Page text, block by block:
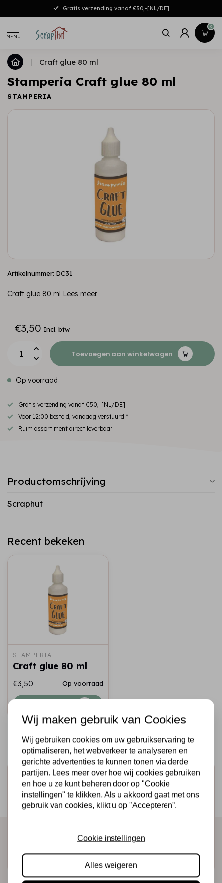
Gratis verzending vanaf €50,-[NL/DE]
MENU
0
| Craft glue 80 ml
Stamperia Craft glue 80 ml
STAMPERIA
Artikelnummer: DC31
Craft glue 80 ml Lees meer.
€3,50 Incl. btw
Toevoegen aan winkelwagen
Op voorraad
Gratis verzending vanaf €50,-[NL/DE]
Voor 12:00 besteld, vandaag verstuurd!*
Ruim assortiment direct leverbaar
Productomschrijving
Scraphut
Recent bekeken
STAMPERIA
Craft glue 80 ml
€3,50 Op voorraad
Schrijf je in voor de nieuwsbrief
Ontvang als eerste onze actie en nieuwe producten
direct in je mailbox!
Abonneer
Wij maken gebruik van Cookies
Wij gebruiken cookies om uw gebruikservaring te
optimaliseren, het webverkeer te analyseren en
gerichte advertenties te kunnen tonen via derde
partijen. Lees meer over hoe wij cookies gebruiken
en hoe u ze kunt beheren door op "Cookie
instellingen" te klikken. Als u akkoord gaat met ons
gebruik van cookies, klikt u op "Accepteren”.
Cookie instellingen
Alles weigeren